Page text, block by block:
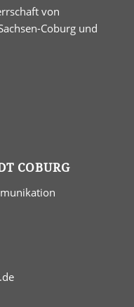
von
Coburg und
COBURG